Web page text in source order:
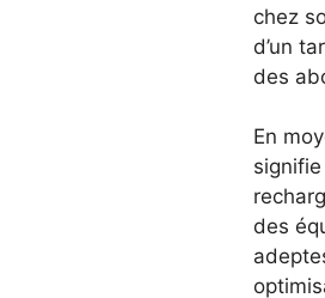
chez
d’un
des
En
des